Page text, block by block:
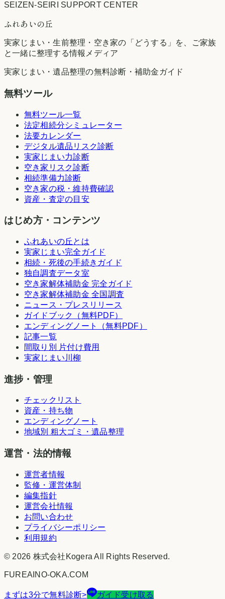
SEIZEN-SEIRI SUPPORT CENTER
ふれあいの丘
実家じまい・生前整理・空き家の「どうする」を、ご家族
と一緒に整理する情報メディア
実家じまい・遺品整理の無料診断・補助金ガイド
無料ツール
無料ツール一覧
法定相続分シミュレーター
法要カレンダー
デジタル遺品リスク診断
実家じまい力診断
空き家リスク診断
相続準備力診断
空き家の税・維持費確認
資産・査定の目安
はじめ方・コンテンツ
ふれあいの丘とは
実家じまい完全ガイド
相続・死後の手続きガイド
独自調査データ室
空き家解体補助金 完全ガイド
空き家解体補助金 全国調査
ニュース・プレスリリース
ガイドブック（無料PDF）
エンディングノート（無料PDF）
記事一覧
間取り別 片付け費用
実家じまい川柳
進捗・管理
チェックリスト
資産・持ち物
エンディングノート
地域別 粗大ゴミ・遺品整理
運営・法的情報
運営者情報
監修・運営体制
編集指針
運営会社情報
お問い合わせ
プライバシーポリシー
利用規約
© 2026 株式会社Kogera All Rights Reserved.
FUREAINO-OKA.COM
まずは3分で無料診断> ガイド受け取る